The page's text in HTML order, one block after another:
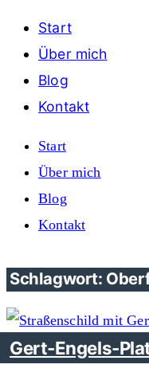
Start
Über mich
Blog
Kontakt
Start
Über mich
Blog
Kontakt
Schlagwort:
Gert-Engels-